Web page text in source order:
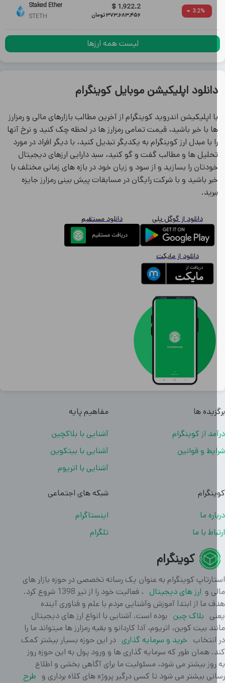
3.2
1,922.2
$
373,683,456تومان
Staked Ether
STETH
لیست همه ارزها
اپلیکیشن موبایل کوینگرام
اپلیکیشن اندروید کوینگرام از آخرین مطالب بازارهای مالی و رمزارز
با خبر باشید، قیمت تمامی رمزارز ها در لحظه چک کنید و نرخ آنها
با مبدل ارز کوینگرام به یکدیگر تبدیل کنید، با دیگر افراد در مورد
ها و مطالب گفت و گو کنید، سبد دارایی ارزهای دیجیتال
را بسازید و از سود و زیان خود در بازه های زمانی مختلف با
باشید و با شرکت رایگان در مسابقات پیش بینی رمزارز جایزه
دانلود از گوگل پلی دانلود مستقیم
دانلود از مایکت
کوینگرام
کوینگرام به عنوان یک رسانه تخصصی در حوزه بازار های
و ارز های دیجیتال
، فعالیت خود را از تیر 1398 شروع کرد.
ما از ابتدا آموزش وآشنایی مردم با علم و فناوری آینده
بلاک چین بوده است. آشنایی با انواع ارز های دیجیتال
بیت کوین، اتریوم، آدا کاردانو و بقیه رمزارز ها میتواند ما را
خرید و سرمایه گذاری در این حوزه بسیار بیشتر کمک
همان طور که سرمایه گذاری ها و ورود پول به این حوزه روز
بیشتر می شود، مسئولیت ما برای آگاهی بخشی و اطلاع
بیشتر می شود تا کسی درگیر پروژه های کلاه برداری و طرح
ها
از کوینگرام
و قوانین
مفاهیم پایه
آشنایی با بلاکچین
آشنایی با بیتکوین
آشنایی با اتریوم
ما
با ما
شبکه های اجتماعی
اینستاگرام
تلگرام